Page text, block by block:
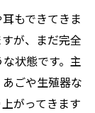
もできてきま
が、まだ完全
状態です。主
ごや生殖器な
がってきます